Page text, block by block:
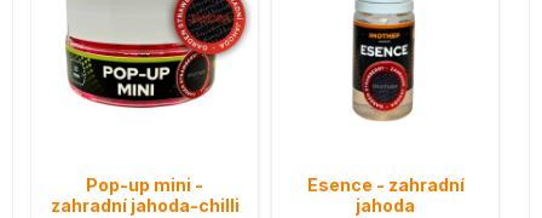
Pop-up mini -
zahradní jahoda-chilli
Esence - zahradní
jahoda